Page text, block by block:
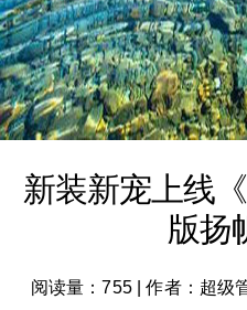
新装新宠上线
版扬
阅读量：755|作者：超级